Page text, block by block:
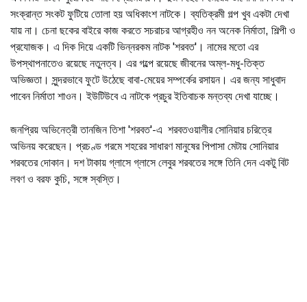
সংক্রান্ত সংকট ফুটিয়ে তোলা হয় অধিকাংশ নাটকে। ব্যতিক্রমী গল্প খুব একটা দেখা
যায় না। চেনা ছকের বাইরে কাজ করতে সচরাচর আগ্রহীও নন অনেক নির্মাতা, শিল্পী ও
প্রযোজক। এ দিক দিয়ে একটি ভিন্নরকম নাটক 'শরবত'। নামের মতো এর
উপস্থাপনাতেও রয়েছে নতুনত্ব। এর গল্পে রয়েছে জীবনের অম্ল-মধু-তিক্ত
অভিজ্ঞতা। সুন্দরভাবে ফুটে উঠেছে বাবা-মেয়ের সম্পর্কের রসায়ন। এর জন্য সাধুবাদ
পাবেন নির্মাতা শাওন। ইউটিউবে এ নাটকে প্রচুর ইতিবাচক মন্তব্য দেখা যাচ্ছে।
জনপ্রিয় অভিনেত্রী তানজিন তিশা 'শরবত'-এ শরবতওয়ালীর সোনিয়ার চরিত্রে
অভিনয় করেছেন। প্রচণ্ড গরমে শহরের সাধারণ মানুষের পিপাসা মেটায় সোনিয়ার
শরবতের দোকান। দশ টাকায় গ্লাসে গ্লাসে লেবুর শরবতের সঙ্গে তিনি দেন একটু বিট
লবণ ও বরফ কুচি, সঙ্গে স্বস্তি।